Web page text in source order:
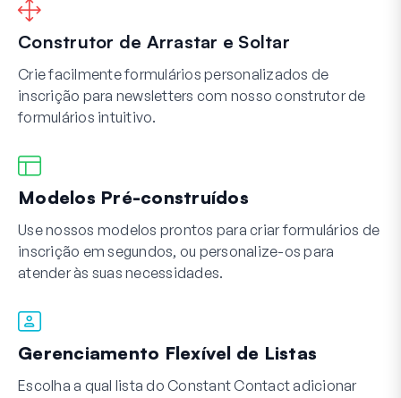
Construtor de Arrastar e Soltar
Crie facilmente formulários personalizados de
inscrição para newsletters com nosso construtor de
formulários intuitivo.
Modelos Pré-construídos
Use nossos modelos prontos para criar formulários de
inscrição em segundos, ou personalize-os para
atender às suas necessidades.
Gerenciamento Flexível de Listas
Escolha a qual lista do Constant Contact adicionar